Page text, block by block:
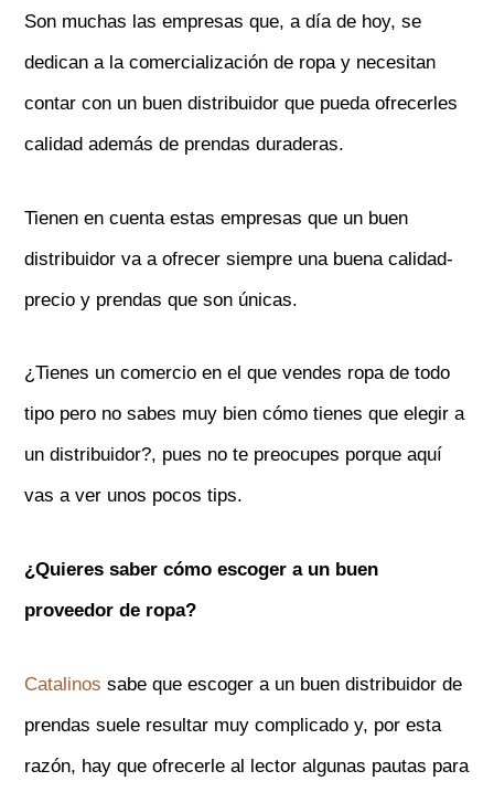
Son muchas las empresas que, a día de hoy, se
dedican a la comercialización de ropa y necesitan
contar con un buen distribuidor que pueda ofrecerles
calidad además de prendas duraderas.
Tienen en cuenta estas empresas que un buen
distribuidor va a ofrecer siempre una buena calidad-
precio y prendas que son únicas.
¿Tienes un comercio en el que vendes ropa de todo
tipo pero no sabes muy bien cómo tienes que elegir a
un distribuidor?, pues no te preocupes porque aquí
vas a ver unos pocos tips.
¿Quieres saber cómo escoger a un buen
proveedor de ropa?
Catalinos sabe que escoger a un buen distribuidor de
prendas suele resultar muy complicado y, por esta
razón, hay que ofrecerle al lector algunas pautas para